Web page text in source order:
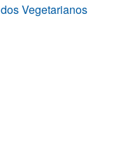
Vegetarianos